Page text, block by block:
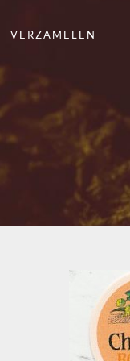
VERZAMELEN